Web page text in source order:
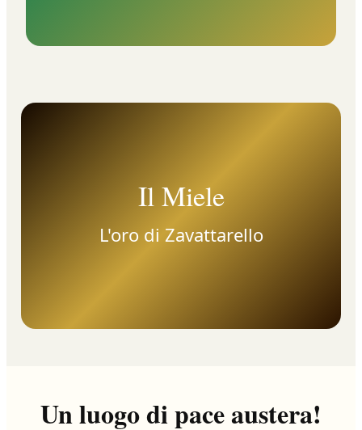
Il Miele
L'oro di Zavattarello
Un luogo di pace austera!